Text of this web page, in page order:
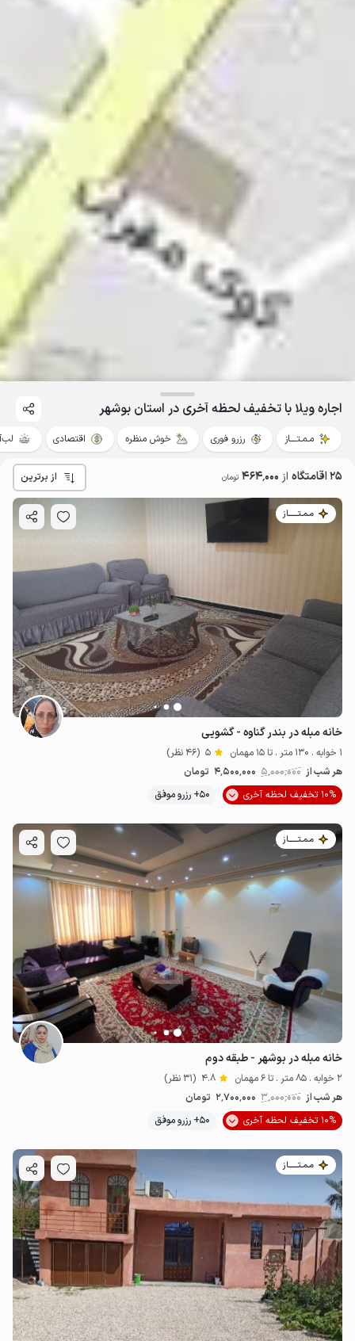
اجاره ویلا با تخفیف لحظه آخری در استان بوشهر
مـمـتــــاز رزرو فوری خوش منظره اقتصادی
25 اقامتگاه از 464٬000 تومان از برترین
مـمـتــــــاز
خانه مبله در بندر گناوه - گشویی
1 خوابه . 130 متر . تا 15 مهمان 5 (46 نظر)
هر شب از 5٬000٬000 4٬500٬000 تومان
10% تخفیف لحظه آخری
50+ رزرو موفق
مـمـتــــــاز
خانه مبله در بوشهر - طبقه دوم
2 خوابه . 85 متر . تا 6 مهمان 4.8 (31 نظر)
هر شب از 3٬000٬000 2٬700٬000 تومان
10% تخفیف لحظه آخری
50+ رزرو موفق
مـمـتــــــاز